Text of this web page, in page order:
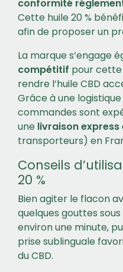
conformité
Cette huile 20 %
afin de proposer un
La marque s’engage
compétitif pour
rendre l’huile CBD
Grâce à une
commandes sont
une livraison express
transporteurs) en
Conseils
20 %
Bien agiter le flacon
quelques gouttes
environ une minute,
prise sublinguale
du CBD.